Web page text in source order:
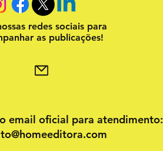
redes sociais para
as publicações!
email oficial para atendimento: